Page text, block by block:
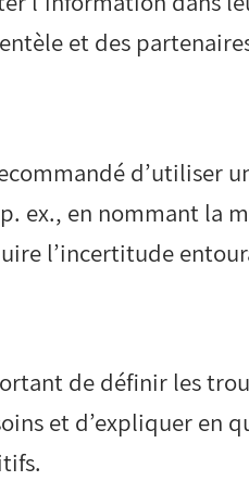
et des
d’utiliser
ex., en nommant la
l’incertitude
de définir les
et d’expliquer en